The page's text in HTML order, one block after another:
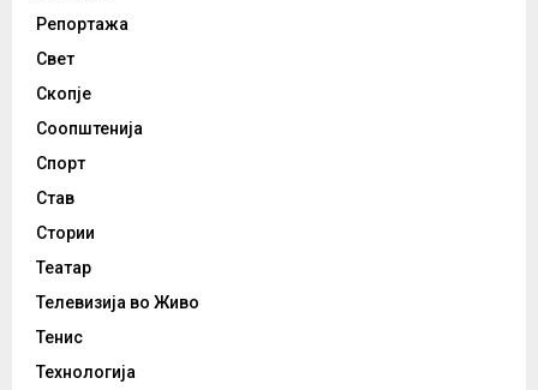
Репортажа
Свет
Скопје
Соопштенија
Спорт
Став
Стории
Театар
Телевизија во Живо
Тенис
Технологија